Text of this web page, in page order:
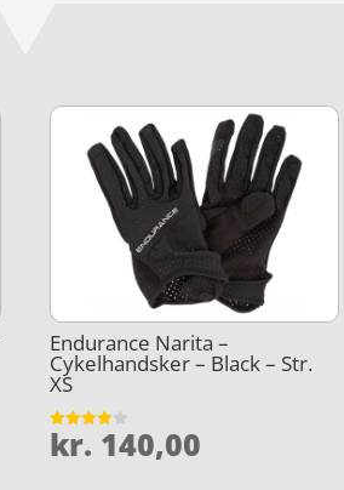
Endurance Narita –
Cykelhandsker – Black – Str.
XS
Vurderet
4
kr. 140,00